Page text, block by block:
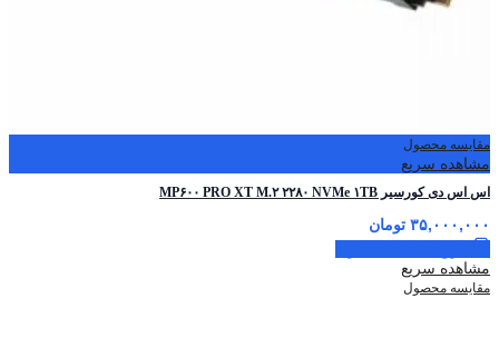
مقایسه محصول
مشاهده سریع
اس اس دی کورسیر MP۶۰۰ PRO XT M.۲ ۲۲۸۰ NVMe ۱TB
۳۵,۰۰۰,۰۰۰ تومان
مشاهده سریع
مقایسه محصول